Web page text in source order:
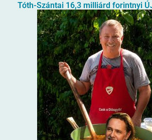
Tóth-Szántai 16,3 milliárd forintnyi